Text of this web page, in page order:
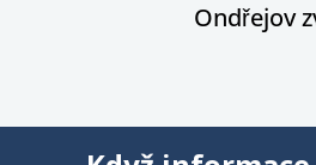
Ondřejov